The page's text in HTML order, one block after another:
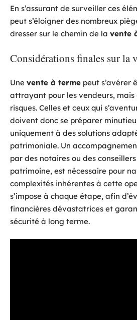
En s’assurant de surveiller ces
peut s’éloigner des nombreux
dresser sur le chemin de la vente
Considérations finales sur la
Une vente à terme peut s’avérer
attrayant pour les vendeurs, mais
risques. Celles et ceux qui
doivent donc se préparer
uniquement à des solutions
patrimoniale. Un
par des notaires ou des
patrimoine, est nécessaire pour
complexités inhérentes à cette
s’impose à chaque étape, afin
financières dévastatrices et
sécurité à long terme.